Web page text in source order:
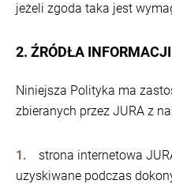
jeżeli zgoda taka jest
2. ŹRÓDŁA INFORMACJI
Niniejsza Polityka ma
zbieranych przez JURA z
strona internetowa
uzyskiwane podczas